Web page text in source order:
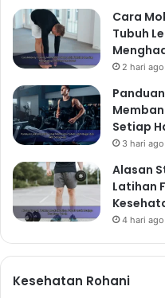
Cara
Tubuh
2 hari ago
Setiap
3 hari ago
Alasan
Latihan
4 hari ago
Kesehatan Rohani